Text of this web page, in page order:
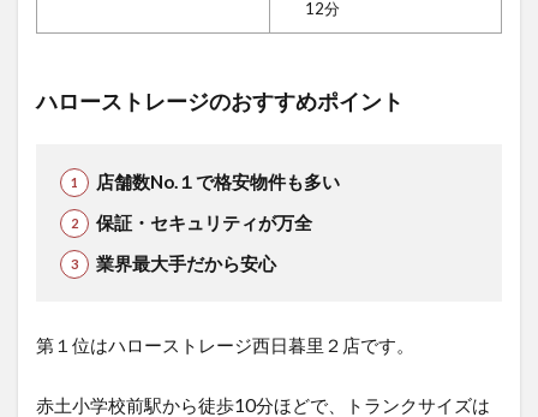
12分
ハローストレージのおすすめポイント
店舗数No.１で格安物件も多い
保証・セキュリティが万全
業界最大手だから安心
第１位はハローストレージ西日暮里２店です。
赤土小学校前駅から徒歩10分ほどで、トランクサイズは